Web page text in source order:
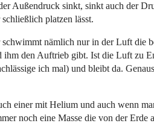
Außendruck sinkt, sinkt auch der
platzen lässt.
nämlich nur in der Luft die
ihm den Auftrieb gibt. Ist die Luft zu
ich mal) und bleibt da.
einer mit Helium und auch wenn
noch eine Masse die von der Erde